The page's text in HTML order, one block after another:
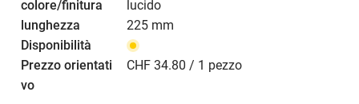
lucido
225 mm
CHF 34.80 / 1 pezzo